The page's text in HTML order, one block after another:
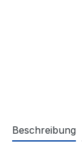
Beschreibung